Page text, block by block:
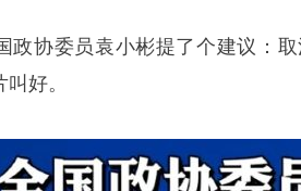
政协委员袁小彬提了个建议：
好。